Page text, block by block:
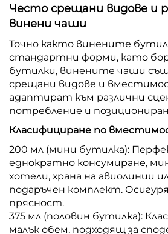
Често срещани видове и
винени чаши
Точно както винените
стандартни форми, като
бутилки, винените чаши
срещани видове и
адаптират към различни
потребление и
Класифициране по
200 мл (мини бутилка):
еднократно консумиране,
хотели, храна на авиолинии
подаръчен комплект.
прясност.
375 мл (половин бутилка):
малък обем, подходящ за